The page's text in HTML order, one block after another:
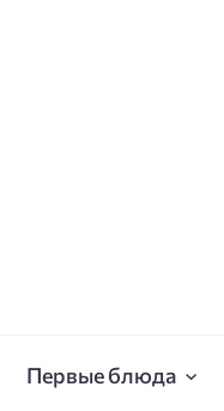
Первые блюда